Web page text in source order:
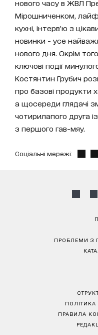
нового часу в ЖВЛ
Мірошниченком,
кухні, інтерв’ю з
новинки - усе
нового дня. Окрім
ключові події
Костянтин Грубич
про базові продукти
а щосереди глядачі
чотирилапого друга
з першого гав-мяу.
Соціальні мережі:
ПРОБЛЕМИ З
ПОЛІТИКА
ПРАВИЛА